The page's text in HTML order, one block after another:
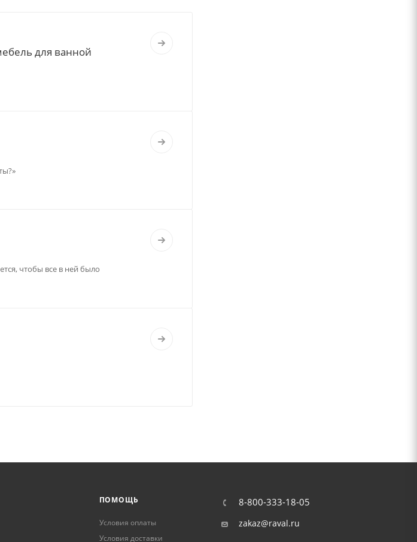
для ванной
чтобы все в ней было
ПОМОЩЬ
Условия оплаты
Условия доставки
8-800-333-18-05
zakaz@raval.ru